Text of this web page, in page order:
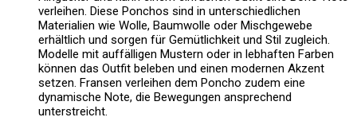
verleihen. Diese Ponchos sind in unterschiedlichen
Materialien wie Wolle, Baumwolle oder Mischgewebe
erhältlich und sorgen für Gemütlichkeit und Stil zugleich.
Modelle mit auffälligen Mustern oder in lebhaften Farben
können das Outfit beleben und einen modernen Akzent
setzen. Fransen verleihen dem Poncho zudem eine
dynamische Note, die Bewegungen ansprechend
unterstreicht.